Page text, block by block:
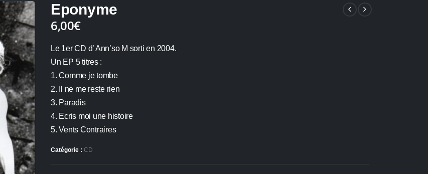
Eponyme
6,00€
Le 1er CD d’ Ann’so M sorti en 2004.
Un EP 5 titres :
1. Comme je tombe
2. Il ne me reste rien
3. Paradis
4. Ecris moi une histoire
5. Vents Contraires
Catégorie : CD